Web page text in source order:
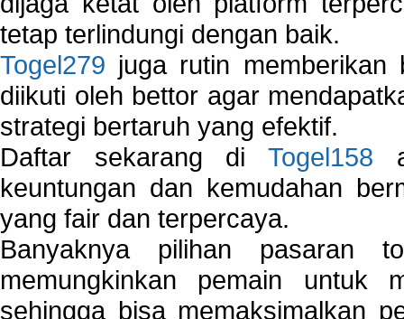
tetap terlindungi dengan baik.
Togel279 juga rutin
diikuti oleh bettor agar
strategi bertaruh yang efektif.
Daftar sekarang di Togel158
keuntungan dan kemudahan
yang fair dan terpercaya.
Banyaknya pilihan pasaran
memungkinkan pemain untuk
sehingga bisa memaksimalkan